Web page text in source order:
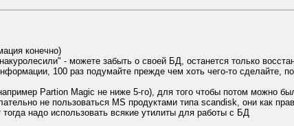
конечно)
- можете забыть о своей БД, останется только
100 раз подумайте прежде чем хоть чего-то сделайте,
Partion Magic не ниже 5-го), для того чтобы потом можно
не пользоваться MS продуктами типа scandisk, они как
надо использовать всякие утилиты для работы с БД